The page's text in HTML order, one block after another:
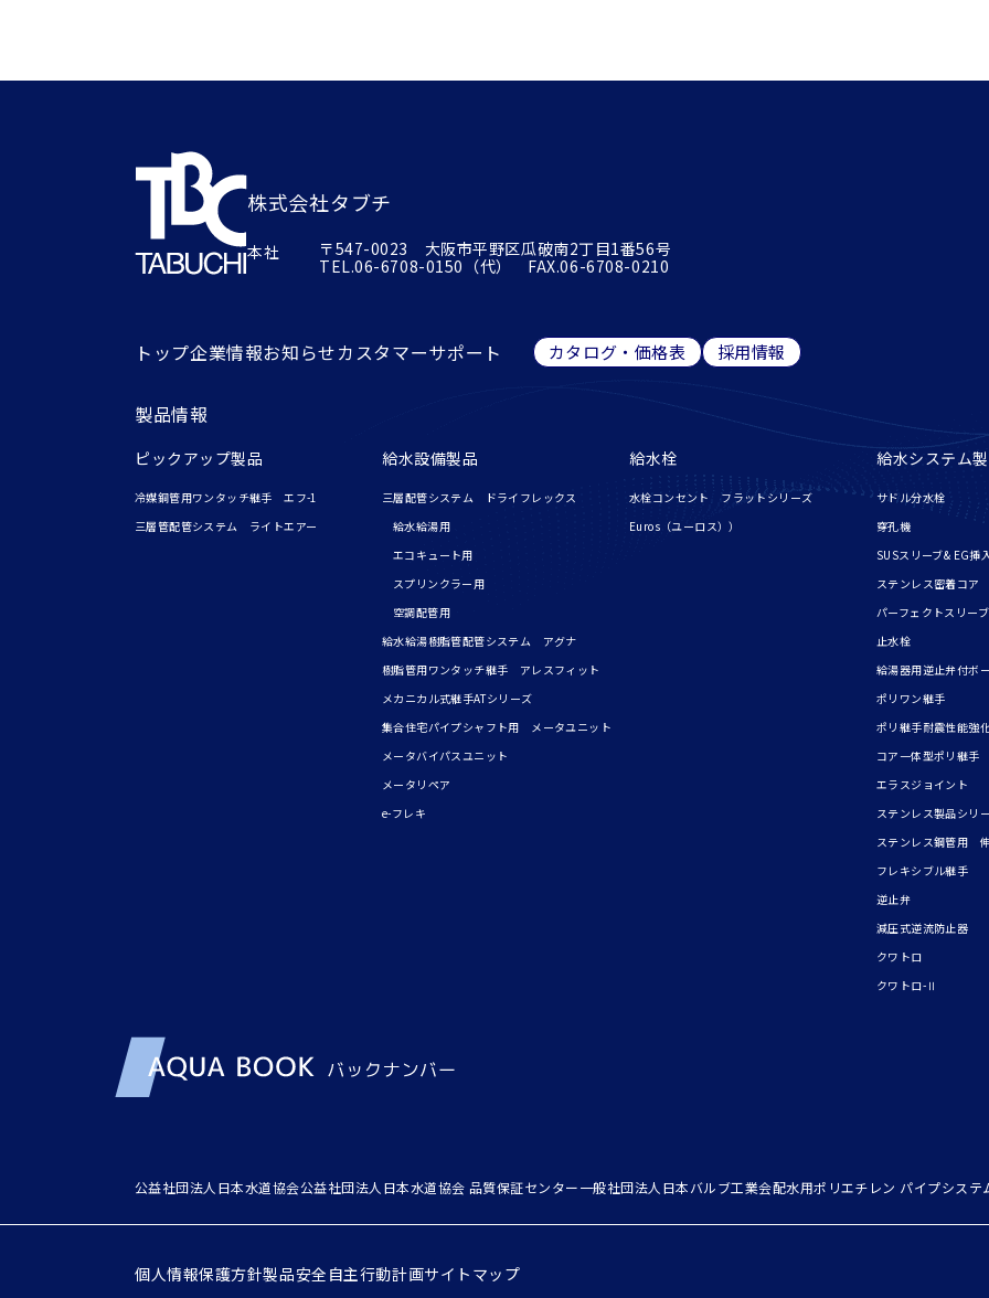
株式会社タブチ
本社
〒547-0023 大阪市平野区瓜破南2丁目1番56号
TEL.06-6708-0150 （代） FAX.06-6708-0210
トップ企業情報お知らせカスタマーサポート カタログ・価格表 採用情報
製品情報
ピックアップ製品
冷媒銅管用ワンタッチ継手 エフ-1
三層管配管システム ライトエアー
給水設備製品
三層配管システム ドライフレックス
給水給湯用
エコキュート用
スプリンクラー用
空調配管用
給水給湯樹脂管配管システム アグナ
樹脂管用ワンタッチ継手 アレスフィット
メカニカル式継手ATシリーズ
集合住宅パイプシャフト用 メータユニット
メータバイパスユニット
メータリペア
e-フレキ
給水栓
水栓コンセント フラットシリーズ
Euros（ユーロス））
給水システム
サドル分水栓
穿孔機
SUSスリーブ& EG挿
ステンレス密着コア
パーフェクトスリーブ
止水栓
給湯器用逆止弁付ボ
ポリワン継手
ポリ継手耐震性能強
コア一体型ポリ継手
エラスジョイント
ステンレス製品シリ
ステンレス鋼管用
フレキシブル継手
逆止弁
減圧式逆流防止器
クワトロ
クワトロ-Ⅱ
公益社団法人日本水道協会公益社団法人日本水道協会 品質保証センター一般社団法人日本バルブ工業会配水用ポリエチレン パイプシステ
個人情報保護方針製品安全自主行動計画サイトマップ